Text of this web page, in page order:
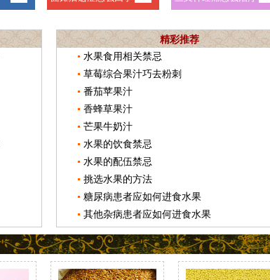
精彩推荐
水果食用相关禁忌
草莓综合果汁巧去粉刺
番茄苹果汁
香蜂草果汁
芒果牛奶汁
水果的饮食禁忌
水果的配伍禁忌
挑选水果的方法
糖尿病患者应如何进食水果
其他杂病患者应如何进食水果